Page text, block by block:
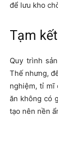
để lưu kho
Tạm kết
Quy trình
Thế nhưng,
nghiệm, tỉ mĩ
ăn không có
tạo nên nền